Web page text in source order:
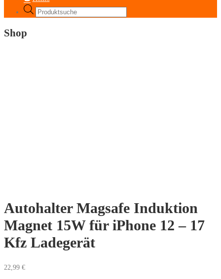
Products
Shop
Autohalter Magsafe Induktion
Magnet 15W für iPhone 12 – 17
Kfz Ladegerät
22,99 €